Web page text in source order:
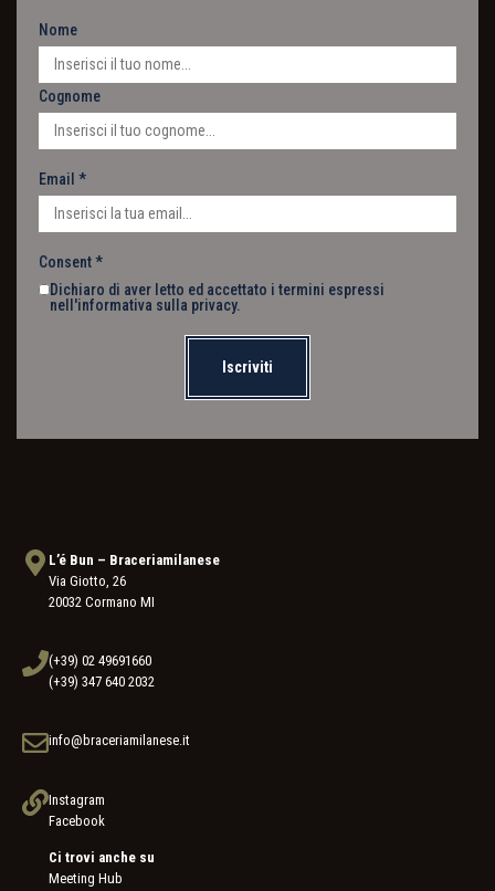
Nome
Cognome
Email *
Consent*
Dichiaro di aver letto ed accettato i termini espressi
nell'informativa sulla privacy.
Iscriviti
L’é Bun – Braceriamilanese
Via Giotto, 26
20032 Cormano MI
(+39) 02 49691660
(+39) 347 640 2032
info@braceriamilanese.it
Instagram
Facebook
Ci trovi anche su
Meeting Hub